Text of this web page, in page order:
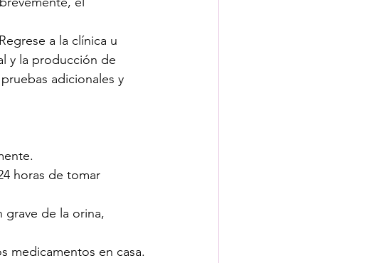
a la clínica u
y la producción de
adicionales y
horas de tomar
grave de la orina,
medicamentos en casa.